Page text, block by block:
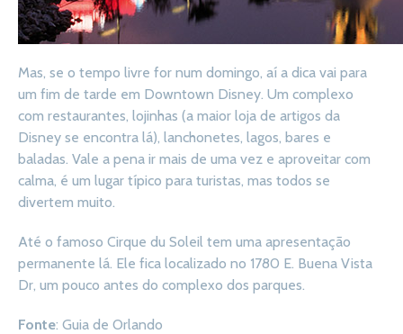
Mas, se o tempo livre for num domingo, aí a dica vai para
um fim de tarde em Downtown Disney. Um complexo
com restaurantes, lojinhas (a maior loja de artigos da
Disney se encontra lá), lanchonetes, lagos, bares e
baladas. Vale a pena ir mais de uma vez e aproveitar com
calma, é um lugar típico para turistas, mas todos se
divertem muito.
Até o famoso Cirque du Soleil tem uma apresentação
permanente lá. Ele fica localizado no 1780 E. Buena Vista
Dr, um pouco antes do complexo dos parques.
Fonte: Guia de Orlando